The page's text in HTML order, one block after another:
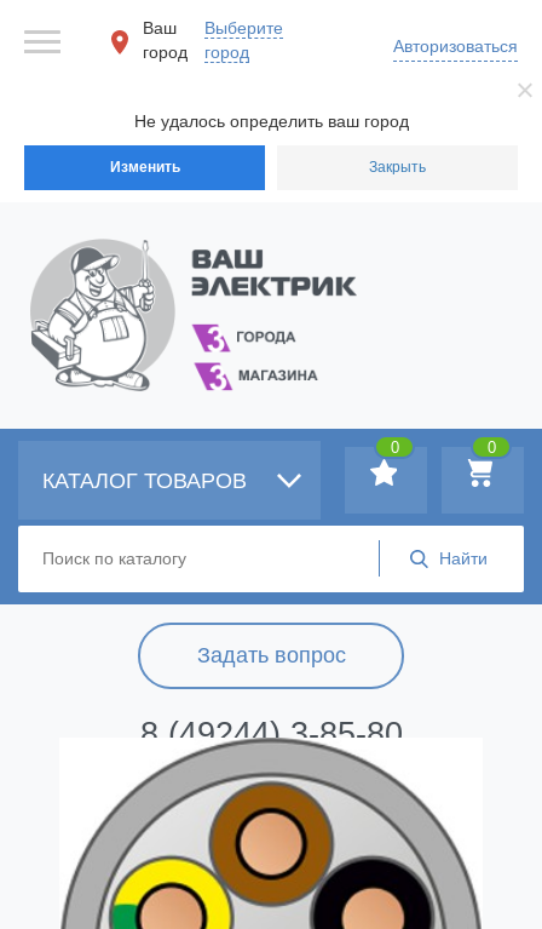
Не удалось определить ваш город
Изменить Закрыть
Ваш
город
Выберите
город
Авторизоваться
Задать вопрос
8 (49244) 3-85-80
КАТАЛОГ ТОВАРОВ
0
0